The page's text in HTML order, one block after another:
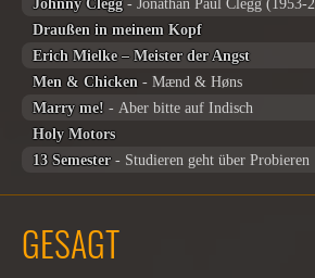
Draußen in meinem Kopf
Erich Mielke – Meister der Angst
Men & Chicken - Mænd & Høns
Marry me! - Aber bitte auf Indisch
Holy Motors
13 Semester- Studieren geht über Probieren
GESAGT